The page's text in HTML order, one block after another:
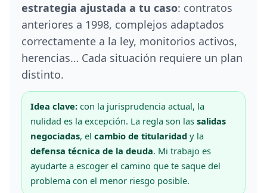
estrategia ajustada a tu caso: contratos
anteriores a 1998, complejos adaptados
correctamente a la ley, monitorios activos,
herencias… Cada situación requiere un plan
distinto.
Idea clave: con la jurisprudencia actual, la
nulidad es la excepción. La regla son las salidas
negociadas, el cambio de titularidad y la
defensa técnica de la deuda. Mi trabajo es
ayudarte a escoger el camino que te saque del
problema con el menor riesgo posible.